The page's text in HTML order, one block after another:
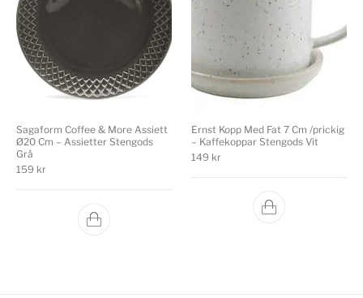
Sagaform Coffee & More Assiett
Ø20 Cm – Assietter Stengods
Grå
159 kr
Ernst Kopp Med Fat 7 Cm /prickig
– Kaffekoppar Stengods Vit
149 kr